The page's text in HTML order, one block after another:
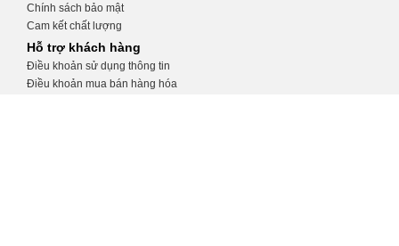
Chính sách bảo mật
Cam kết chất lượng
Hỗ trợ khách hàng
Điều khoản sử dụng thông tin
Điều khoản mua bán hàng hóa